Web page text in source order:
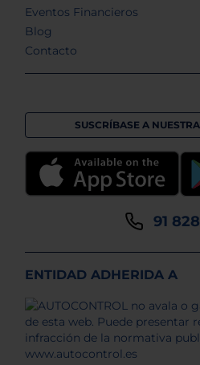
Eventos Financieros
Blog
Contacto
SUSCRÍBASE A
91
ENTIDAD ADHERIDA A